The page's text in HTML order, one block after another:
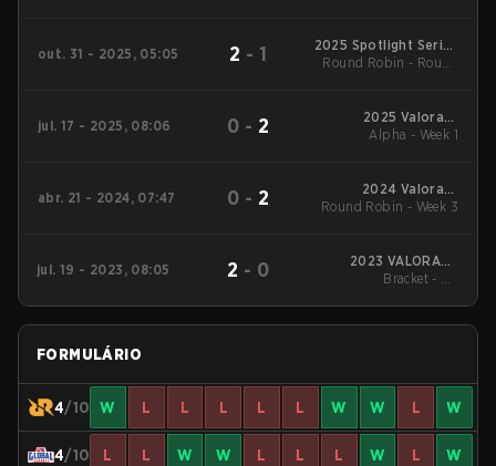
out. 31 - 2025, 05:05 2 - 1
2025 Spotlight Series
Pacific x Gwangju
Round Robin - Round
jul. 17 - 2025, 08:06 0 - 2
2025 Valorant
Champions Tour:
Alpha - Week 1
abr. 21 - 2024, 07:47 0 - 2
2024 Valorant
Champions Tour:
Round Robin - Week 3
jul. 19 - 2023, 08:05 2 - 0
2023 VALORANT
Champions Tour
Bracket - UB
FORMULÁRIO
4/10 W L L L L L W W L W
4/10 L L W W L L L W L W